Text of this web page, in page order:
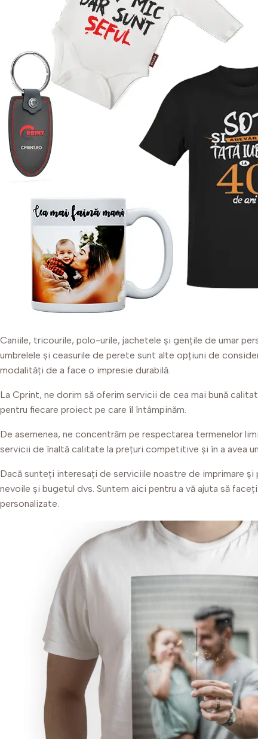
Caniile, tricourile, polo-urile, jachetele și gențile de umar
umbrelele și ceasurile de perete sunt alte opțiuni de
modalități de a face o impresie durabilă.
La Cprint, ne dorim să oferim servicii de cea mai bună
pentru fiecare proiect pe care îl întâmpinăm.
De asemenea, ne concentrăm pe respectarea termenelor
servicii de înaltă calitate la prețuri competitive și în a avea
Dacă sunteți interesați de serviciile noastre de imprimare
nevoile și bugetul dvs. Suntem aici pentru a vă ajuta să
personalizate.